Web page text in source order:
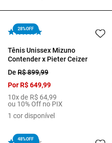
28%OFF
Tênis Unissex Mizuno
Contender x Pieter Ceizer
De R$899,99
PorR$649,99
10x de R$ 64,99
ou 10% Off no PIX
1 cor disponível
48%OFF